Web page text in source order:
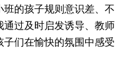
的孩子规则意识差、不
过及时启发诱导、教师
们在愉快的氛围中感受